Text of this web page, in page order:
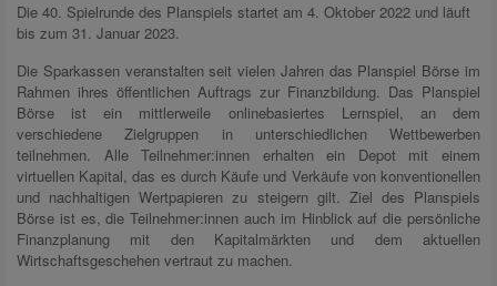
Die 40. Spielrunde des Planspiels startet am 4. Oktober 2022 und läuft
bis zum 31. Januar 2023.
Die Sparkassen veranstalten seit vielen Jahren das Planspiel Börse im
Rahmen ihres öffentlichen Auftrags zur Finanzbildung. Das Planspiel
Börse ist ein mittlerweile onlinebasiertes Lernspiel, an dem
verschiedene Zielgruppen in unterschiedlichen Wettbewerben
teilnehmen. Alle Teilnehmer:innen erhalten ein Depot mit einem
virtuellen Kapital, das es durch Käufe und Verkäufe von konventionellen
und nachhaltigen Wertpapieren zu steigern gilt. Ziel des Planspiels
Börse ist es, die Teilnehmer:innen auch im Hinblick auf die persönliche
Finanzplanung mit den Kapitalmärkten und dem aktuellen
Wirtschaftsgeschehen vertraut zu machen.